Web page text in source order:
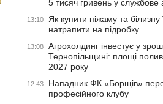
5 тисяч гривень у службове
13:10
Як купити піжаму та
натрапити на підробку
13:08
Агрохолдинг інвестує у
Тернопільщині: площі
2027 року
12:43
Нападник ФК «Борщів»
професійного клубу